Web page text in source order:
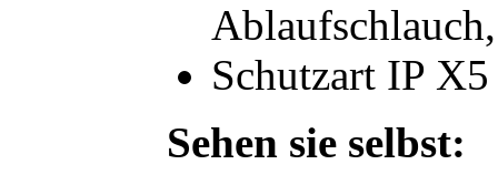
Schutzart IP X5
Sehen sie selbst: